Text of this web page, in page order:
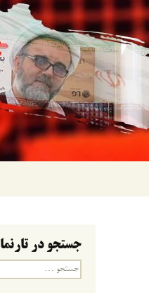
جستجو در تارنما
جستجو